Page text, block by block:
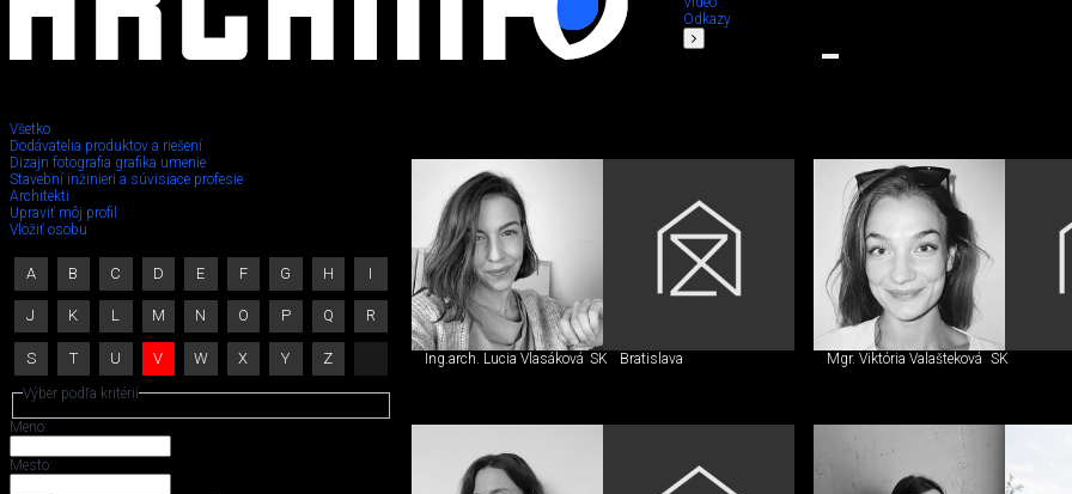
Odkazy
Všetko
Dodávatelia produktov a riešení
Dizajn fotografia grafika umenie
Stavební inžinieri a súvisiace profesie
Architekti
Upraviť môj profil
Vložiť osobu
A B C D E F G H I
J K L M N O P Q R
S T U V W X Y Z
Výber podľa kritérií
Meno:
Mesto:
Ľudia
Ing.arch. Lucia Vlasáková SK Bratislava Mgr. Viktória Valašteková SK